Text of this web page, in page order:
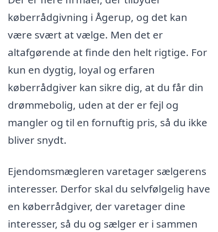
køberrådgivning i Ågerup, og det kan
være svært at vælge. Men det er
altafgørende at finde den helt rigtige. For
kun en dygtig, loyal og erfaren
køberrådgiver kan sikre dig, at du får din
drømmebolig, uden at der er fejl og
mangler og til en fornuftig pris, så du ikke
bliver snydt.
Ejendomsmægleren varetager sælgerens
interesser. Derfor skal du selvfølgelig have
en køberrådgiver, der varetager dine
interesser, så du og sælger er i sammen